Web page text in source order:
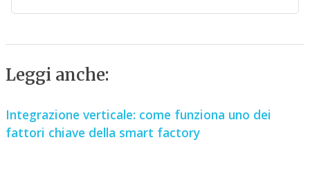
Leggi anche:
Integrazione verticale: come funziona uno dei
fattori chiave della smart factory